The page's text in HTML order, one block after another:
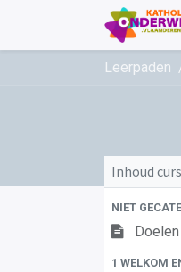
Leerpaden
Inhoud
NIET
1 WELKOM